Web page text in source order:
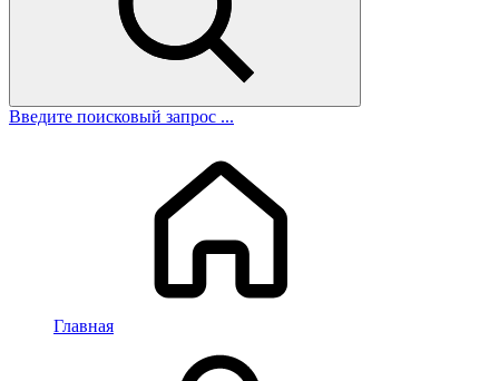
Введите поисковый запрос ...
Главная